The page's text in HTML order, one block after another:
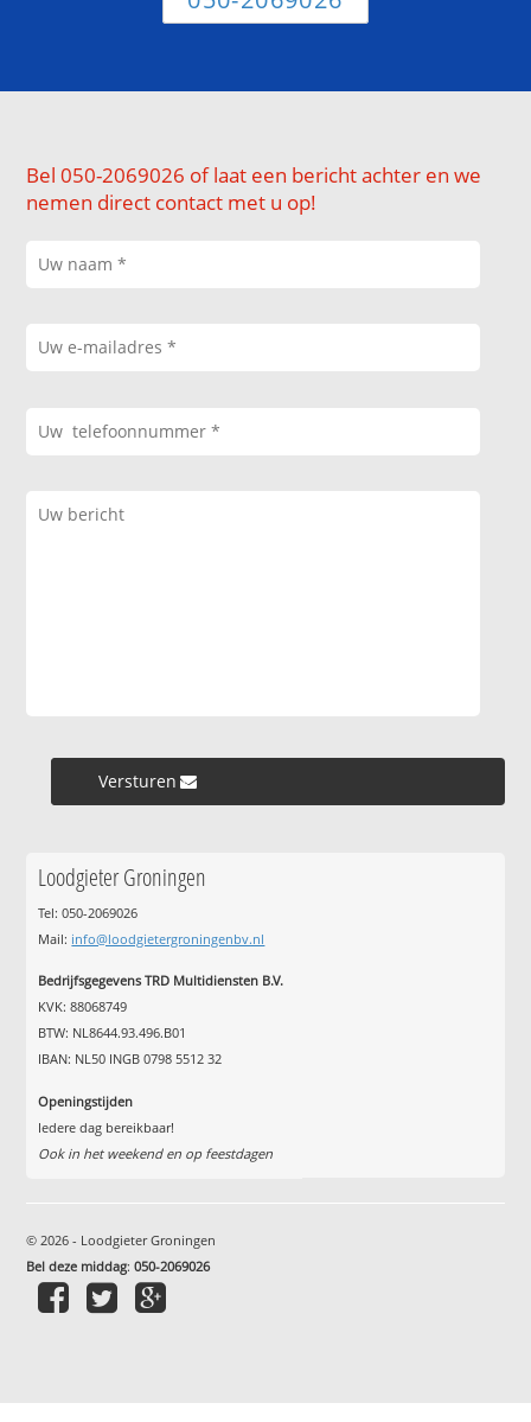
Bel 050-2069026 of laat een bericht achter en we
nemen direct contact met u op!
Versturen »
Loodgieter Groningen
Tel: 050-2069026
Mail: info@loodgietergroningenbv.nl
Bedrijfsgegevens TRD Multidiensten B.V.
KVK: 88068749
BTW: NL8644.93.496.B01
IBAN: NL50 INGB 0798 5512 32
Openingstijden
Iedere dag bereikbaar!
Ook in het weekend en op feestdagen
© 2026 - Loodgieter Groningen
Bel deze middag:050-2069026